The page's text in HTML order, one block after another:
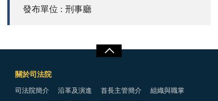
發布單位 : 刑事廳
關於司法院
司法院簡介 沿革及演進 首長主管簡介 組織與職掌